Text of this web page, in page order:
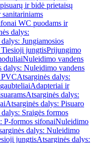
ir bidė prietaisų
WC puodams ir
dalys:
Jungiamosios
jungtisPrijungimo
Nuleidimo vandens
dalys: Nuleidimo vandens
PVCAtsarginės dalys:
Adapteriai ir
Atsarginės dalys:
Atsarginės dalys: Pisuaro
Sraigės formos
P-formos sifonaiNuleidimo
dalys: Nuleidimo
jungtisAtsarginės dalys: